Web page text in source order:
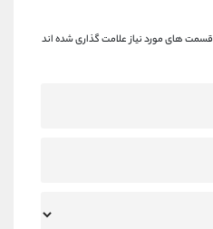
قسمت های مورد نیاز علامت گذاری شده اند